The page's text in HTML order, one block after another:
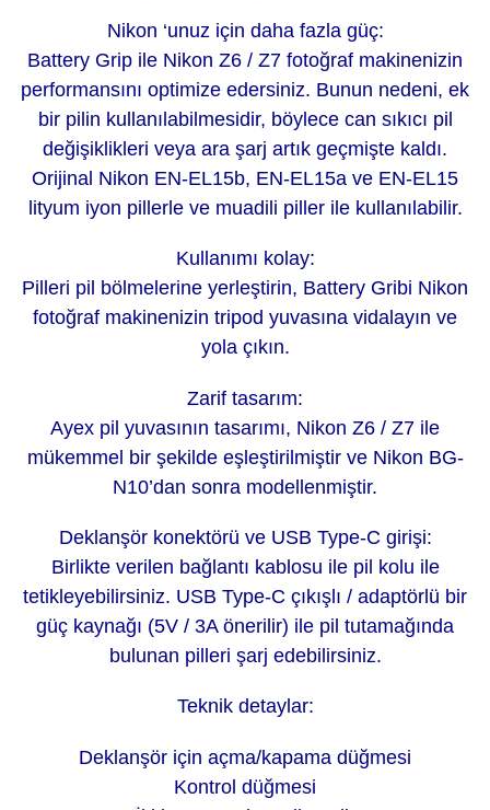
Nikon ‘unuz için daha fazla güç:
Battery Grip ile Nikon Z6 / Z7 fotoğraf makinenizin
performansını optimize edersiniz. Bunun nedeni, ek
bir pilin kullanılabilmesidir, böylece can sıkıcı pil
değişiklikleri veya ara şarj artık geçmişte kaldı.
Orijinal Nikon EN-EL15b, EN-EL15a ve EN-EL15
lityum iyon pillerle ve muadili piller ile kullanılabilir.
Kullanımı kolay:
Pilleri pil bölmelerine yerleştirin, Battery Gribi Nikon
fotoğraf makinenizin tripod yuvasına vidalayın ve
yola çıkın.
Zarif tasarım:
Ayex pil yuvasının tasarımı, Nikon Z6 / Z7 ile
mükemmel bir şekilde eşleştirilmiştir ve Nikon BG-
N10’dan sonra modellenmiştir.
Deklanşör konektörü ve USB Type-C girişi:
Birlikte verilen bağlantı kablosu ile pil kolu ile
tetikleyebilirsiniz. USB Type-C çıkışlı / adaptörlü bir
güç kaynağı (5V / 3A önerilir) ile pil tutamağında
bulunan pilleri şarj edebilirsiniz.
Teknik detaylar:
Deklanşör için açma/kapama düğmesi
Kontrol düğmesi